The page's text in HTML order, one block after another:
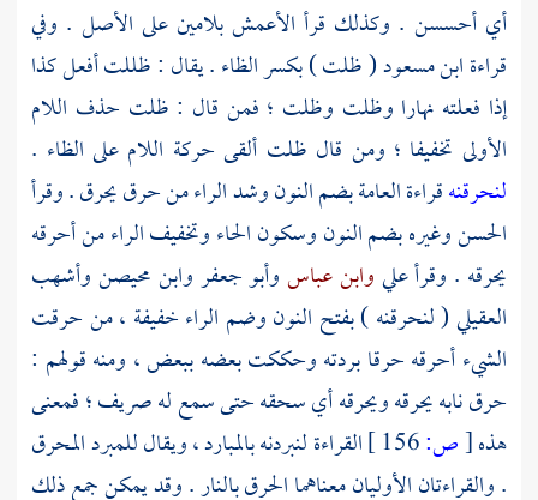
أي أحسسن . وكذلك قرأ الأعمشبلامين على الأصل . وفي
قراءةابن مسعود( ظلت ) بكسر الظاء . يقال : ظللت أفعل كذا
إذا فعلته نهارا وظلت وظلت ؛ فمن قال : ظلت حذف اللام
الأولى تخفيفا ؛ ومن قال ظلت ألقى حركة اللام على الظاء .
لنحرقنهقراءة العامة بضم النون وشد الراء من حرق يحرق . وقرأ
الحسنوغيره بضم النون وسكون الحاء وتخفيف الراء من أحرقه
يحرقه . وقرأعليوابن عباسوأبو جعفروابن محيصنوأشهب
العقيلي( لنحرقنه ) بفتح النون وضم الراء خفيفة ، من حرقت
الشيء أحرقه حرقا بردته وحككت بعضه ببعض ، ومنه قولهم :
حرق نابه يحرقه ويحرقه أي سحقه حتى سمع له صريف ؛ فمعنى
هذه[ص:
القراءة لنبردنه بالمبارد ، ويقال للمبرد المحرق
. والقراءتان الأوليان معناهما الحرق بالنار . وقد يمكن جمع ذلك